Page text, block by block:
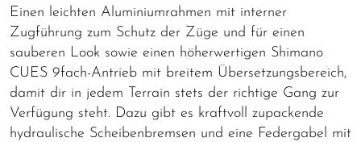
Einen leichten Aluminiumrahmen mit interner
Zugführung zum Schutz der Züge und für einen
sauberen Look sowie einen höherwertigen Shimano
CUES 9fach-Antrieb mit breitem Übersetzungsbereich,
damit dir in jedem Terrain stets der richtige Gang zur
Verfügung steht. Dazu gibt es kraftvoll zupackende
hydraulische Scheibenbremsen und eine Federgabel mit